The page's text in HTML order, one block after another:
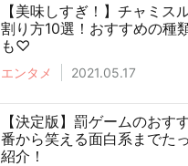
【美味しすぎ！】チャミス
割り方10選！おすすめの種
も♡
エンタメ 2021.05.17
【決定版】罰ゲームのおす
番から笑える面白系までた
紹介！